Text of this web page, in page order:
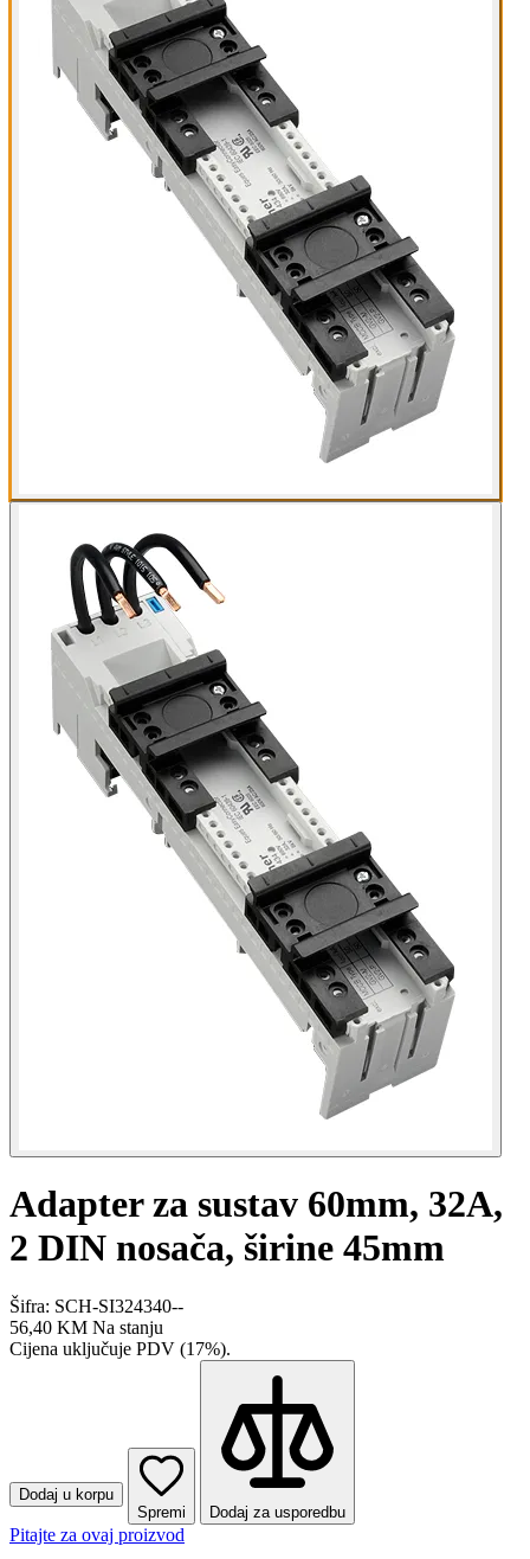
Adapter za sustav 60mm, 32A,
2 DIN nosača, širine 45mm
Šifra: SCH-SI324340--
56,40 KM Na stanju
Cijena uključuje PDV (17%).
Dodaj u korpu
Spremi
Dodaj za usporedbu
Pitajte za ovaj proizvod